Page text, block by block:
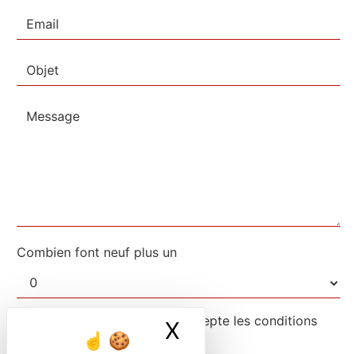
X Masquer le
Combien font neuf plus un
En cochant cette case, j'accepte les conditions
particulières ci-dessous **